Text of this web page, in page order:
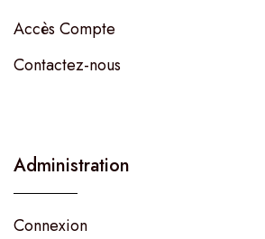
Accès Compte
Contactez-nous
Administration
Connexion